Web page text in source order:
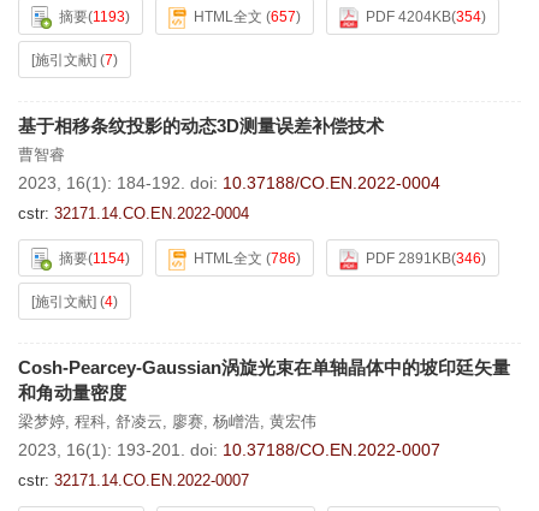
摘要(1193) HTML全文 (657) PDF 4204KB(354)
[施引文献] (7)
基于相移条纹投影的动态3D测量误差补偿技术
曹智睿
2023, 16(1): 184-192. doi: 10.37188/CO.EN.2022-0004
cstr: 32171.14.CO.EN.2022-0004
摘要(1154) HTML全文 (786) PDF 2891KB(346)
[施引文献] (4)
Cosh-Pearcey-Gaussian涡旋光束在单轴晶体中的坡印廷矢量
和角动量密度
梁梦婷, 程科, 舒凌云, 廖赛, 杨嶒浩, 黄宏伟
2023, 16(1): 193-201. doi: 10.37188/CO.EN.2022-0007
cstr: 32171.14.CO.EN.2022-0007